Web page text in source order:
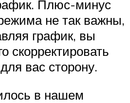
Плюс-минус
не так важны,
график, вы
скорректировать
вас сторону.
в нашем